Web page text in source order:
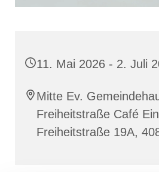
11. Mai 2026 - 2. Juli
Mitte Ev.
Freiheitstraße Café
Freiheitstraße 19A,